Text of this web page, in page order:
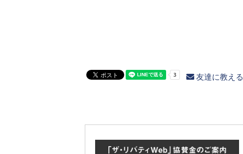
友達に教える